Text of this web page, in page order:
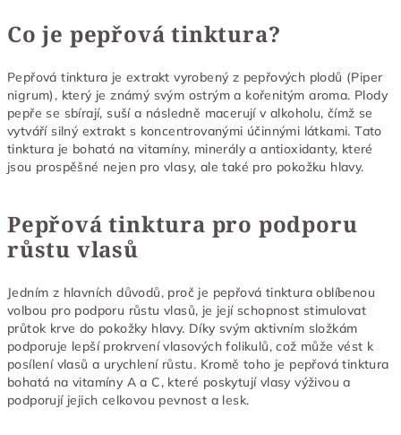
Co je pepřová tinktura?
Pepřová tinktura je extrakt vyrobený z pepřových plodů (Piper
nigrum), který je známý svým ostrým a kořenitým aroma. Plody
pepře se sbírají, suší a následně macerují v alkoholu, čímž se
vytváří silný extrakt s koncentrovanými účinnými látkami. Tato
tinktura je bohatá na vitamíny, minerály a antioxidanty, které
jsou prospěšné nejen pro vlasy, ale také pro pokožku hlavy.
Pepřová tinktura pro podporu
růstu vlasů
Jedním z hlavních důvodů, proč je pepřová tinktura oblíbenou
volbou pro podporu růstu vlasů, je její schopnost stimulovat
průtok krve do pokožky hlavy. Díky svým aktivním složkám
podporuje lepší prokrvení vlasových folikulů, což může vést k
posílení vlasů a urychlení růstu. Kromě toho je pepřová tinktura
bohatá na vitamíny A a C, které poskytují vlasy výživou a
podporují jejich celkovou pevnost a lesk.